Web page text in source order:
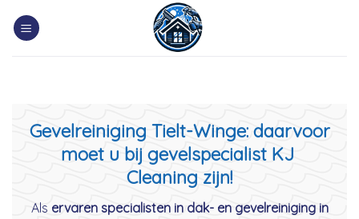
Gevelreiniging Tielt-Winge: daarvoor
moet u bij gevelspecialist KJ
Cleaning zijn!
Als ervaren specialisten in dak- en gevelreiniging in